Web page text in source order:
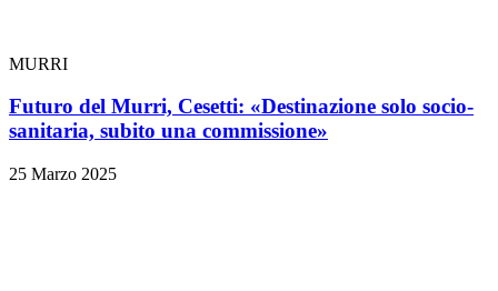
MURRI
Futuro del Murri, Cesetti: «Destinazione solo socio-
sanitaria, subito una commissione»
25 Marzo 2025